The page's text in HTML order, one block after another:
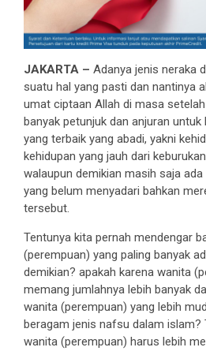
JAKARTA – Adanya jenis neraka
suatu hal yang pasti dan nantinya
umat ciptaan Allah di masa
banyak petunjuk dan anjuran
yang terbaik yang abadi, yakni
kehidupan yang jauh dari
walaupun demikian masih saja
yang belum menyadari bahkan
tersebut.
Tentunya kita pernah mendengar
(perempuan) yang paling banyak
demikian? apakah karena wanita
memang jumlahnya lebih banyak
wanita (perempuan) yang lebih
beragam jenis nafsu dalam islam?
wanita (perempuan) harus lebih